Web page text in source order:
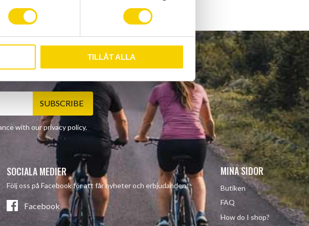
TILLÅT ALLA
SUBSCRIBE
with ourprivacy policy.
SOCIALA MEDIER
Följ oss på Facebook för att får nyheter och erbjudanden.
Facebook
MINA SIDOR
Butiken
FAQ
How do I shop?